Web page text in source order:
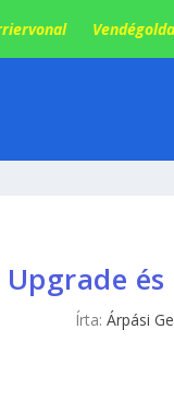
Upgrade
Írta: Árpási